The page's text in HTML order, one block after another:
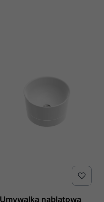
Umywalka nablatowa